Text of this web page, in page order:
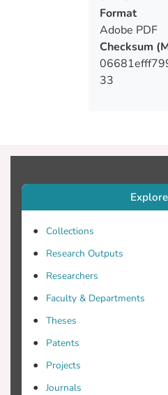
ΤΑ είχαν
συνολική
παιδιών με
ΑΓΔ και ΔΑΦ
δεξιοτήτων
μπορεί να
παιδιά με
οποίες
δοκιμασίες.
Format
Adobe PDF
Checksum
33
Collections
Research Outputs
Researchers
Faculty & Departments
Theses
Patents
Projects
Journals